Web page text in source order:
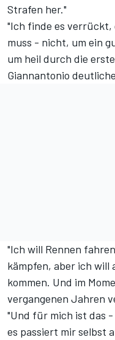
Strafen her."
"Ich finde es verrückt,
muss - nicht, um ein
um heil durch die
Giannantonio
"Ich will Rennen
kämpfen, aber ich will
kommen. Und im
vergangenen Jahren
"Und für mich ist das -
es passiert mir selbst